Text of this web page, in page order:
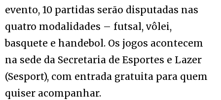
evento, 10 partidas serão disputadas nas
quatro modalidades – futsal, vôlei,
basquete e handebol. Os jogos acontecem
na sede da Secretaria de Esportes e Lazer
(Sesport), com entrada gratuita para quem
quiser acompanhar.